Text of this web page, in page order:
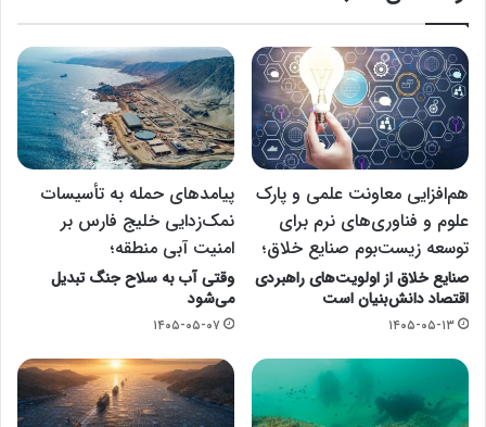
هم‌افزایی معاونت علمی و پارک
علوم و فناوری‌های نرم برای
توسعه زیست‌بوم صنایع خلاق؛
صنایع خلاق از اولویت‌های راهبردی
اقتصاد دانش‌بنیان است
۱۴۰۵-۰۵-۱۳
پیامدهای حمله به تأسیسات
نمک‌زدایی خلیج فارس بر
امنیت آبی منطقه؛
وقتی آب به سلاح جنگ تبدیل
می‌شود
۱۴۰۵-۰۵-۰۷